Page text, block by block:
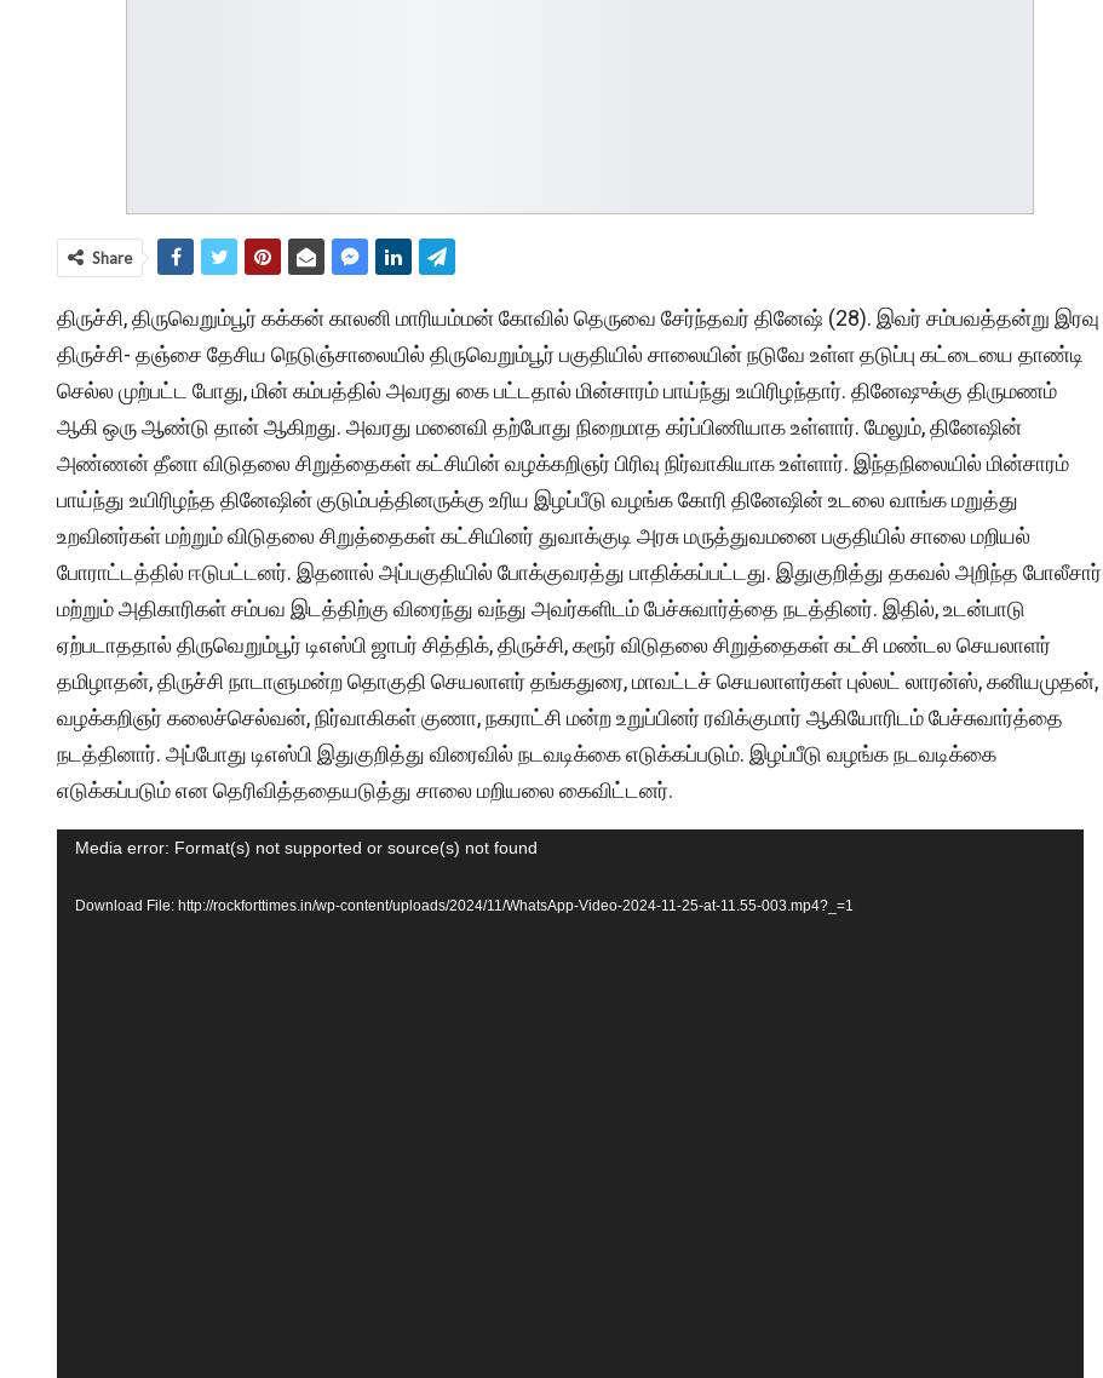
Share
திருச்சி, திருவெறும்பூர் கக்கன் காலனி மாரியம்மன் கோவில் தெருவை சேர்ந்தவர் தினேஷ் (28). இவர் சம்பவத்தன்று இரவு
திருச்சி- தஞ்சை தேசிய நெடுஞ்சாலையில் திருவெறும்பூர் பகுதியில் சாலையின் நடுவே உள்ள தடுப்பு கட்டையை தாண்டி
செல்ல முற்பட்ட போது, மின் கம்பத்தில் அவரது கை பட்டதால் மின்சாரம் பாய்ந்து உயிரிழந்தார். தினேஷுக்கு திருமணம்
ஆகி ஒரு ஆண்டு தான் ஆகிறது. அவரது மனைவி தற்போது நிறைமாத கர்ப்பிணியாக உள்ளார். மேலும், தினேஷின்
அண்ணன் தீனா விடுதலை சிறுத்தைகள் கட்சியின் வழக்கறிஞர் பிரிவு நிர்வாகியாக உள்ளார். இந்தநிலையில் மின்சாரம்
பாய்ந்து உயிரிழந்த தினேஷின் குடும்பத்தினருக்கு உரிய இழப்பீடு வழங்க கோரி தினேஷின் உடலை வாங்க மறுத்து
உறவினர்கள் மற்றும் விடுதலை சிறுத்தைகள் கட்சியினர் துவாக்குடி அரசு மருத்துவமனை பகுதியில் சாலை மறியல்
போராட்டத்தில் ஈடுபட்டனர். இதனால் அப்பகுதியில் போக்குவரத்து பாதிக்கப்பட்டது. இதுகுறித்து தகவல் அறிந்த போலீசார்
மற்றும் அதிகாரிகள் சம்பவ இடத்திற்கு விரைந்து வந்து அவர்களிடம் பேச்சுவார்த்தை நடத்தினர். இதில், உடன்பாடு
ஏற்படாததால் திருவெறும்பூர் டிஎஸ்பி ஜாபர் சித்திக், திருச்சி, கரூர் விடுதலை சிறுத்தைகள் கட்சி மண்டல செயலாளர்
தமிழாதன், திருச்சி நாடாளுமன்ற தொகுதி செயலாளர் தங்கதுரை, மாவட்டச் செயலாளர்கள் புல்லட் லாரன்ஸ், கனியமுதன்,
வழக்கறிஞர் கலைச்செல்வன், நிர்வாகிகள் குணா, நகராட்சி மன்ற உறுப்பினர் ரவிக்குமார் ஆகியோரிடம் பேச்சுவார்த்தை
நடத்தினார். அப்போது டிஎஸ்பி இதுகுறித்து விரைவில் நடவடிக்கை எடுக்கப்படும். இழப்பீடு வழங்க நடவடிக்கை
எடுக்கப்படும் என தெரிவித்ததையடுத்து சாலை மறியலை கைவிட்டனர்.
Video
Media error: Format(s) not supported or source(s) not found
Download File: http://rockforttimes.in/wp-content/uploads/2024/11/WhatsApp-Video-2024-11-25-at-11.55-003.mp4?_=1